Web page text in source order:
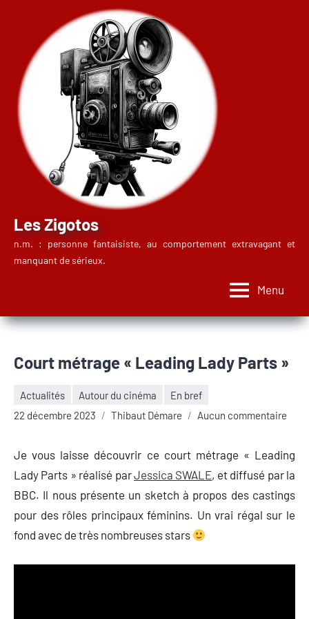
contenu
Les Zigotos
n.m. : personne fantaisiste, au comportement extravagant et
manquant de sérieux.
Menu
Court métrage « Leading Lady Parts »
Actualités Autour du cinéma
En bref
22 décembre 2023
Thibaut Démare Aucun commentaire
Je vous laisse découvrir ce court métrage « Leading
Lady Parts » réalisé parJessica SWALE, et diffusé par la
BBC. Il nous présente un sketch à propos des castings
pour des rôles principaux féminins. Un vrai régal sur le
fond avec de très nombreuses stars